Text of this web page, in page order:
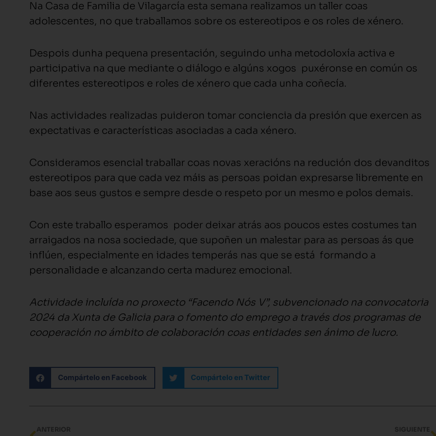
Na Casa de Familia de Vilagarcía esta semana realizamos un taller coas
adolescentes, no que traballamos sobre os estereotipos e os roles de xénero.
Despois dunha pequena presentación, seguindo unha metodoloxía activa e
participativa na que mediante o diálogo e algúns xogos puxéronse en común os
diferentes estereotipos e roles de xénero que cada unha coñecía.
Nas actividades realizadas puideron tomar conciencia da presión que exercen as
expectativas e características asociadas a cada xénero.
Consideramos esencial traballar coas novas xeracións na redución dos devanditos
estereotipos para que cada vez máis as persoas poidan expresarse libremente en
base aos seus gustos e sempre desde o respeto por un mesmo e polos demais.
Con este traballo esperamos poder deixar atrás aos poucos estes costumes tan
arraigados na nosa sociedade, que supoñen un malestar para as persoas ás que
inflúen, especialmente en idades temperás nas que se está formando a
personalidade e alcanzando certa madurez emocional.
Actividade incluída no proxecto “Facendo Nós V”, subvencionado na convocatoria
2024 da Xunta de Galicia para o fomento do emprego a través dos programas de
cooperación no ámbito de colaboración coas entidades sen ánimo de lucro.
Compártelo en Facebook Compártelo en Twitter
Ant
ANTERIOR SIGUIENTE